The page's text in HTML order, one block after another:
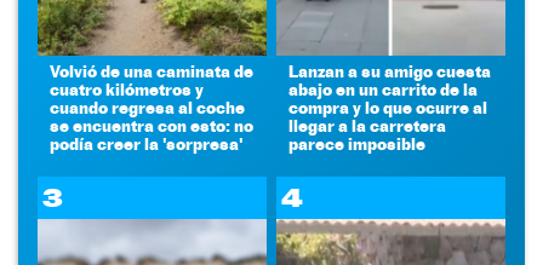
Volvió de una caminata de
cuatro kilómetros y
cuando regresa al coche
se encuentra con esto: no
podía creer la 'sorpresa'
Lanzan a su amigo cuesta
abajo en un carrito de la
compra y lo que ocurre al
llegar a la carretera
parece imposible
3 4